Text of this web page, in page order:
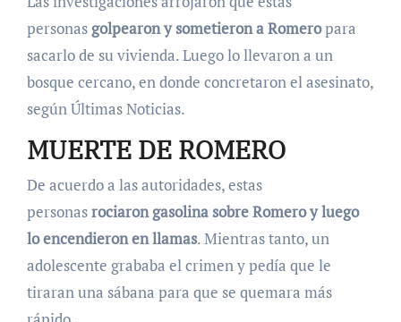
personas golpearon y sometieron a Romeropara
sacarlo de su vivienda. Luego lo llevaron a un
bosque cercano, en donde concretaron el asesinato,
según Últimas Noticias.
MUERTE DE ROMERO
De acuerdo a las autoridades, estas
personasrociaron gasolina sobre Romero y luego
lo encendieron en llamas. Mientras tanto, un
adolescente grababa el crimen y pedía que le
tiraran una sábana para que se quemara más